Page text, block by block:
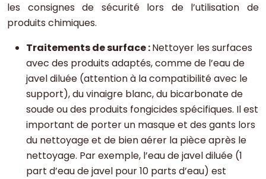
les consignes de sécurité lors de l’utilisation de
produits chimiques.
Traitements de surface :Nettoyer les surfaces
avec des produits adaptés, comme de l’eau de
javel diluée (attention à la compatibilité avec le
support), du vinaigre blanc, du bicarbonate de
soude ou des produits fongicides spécifiques. Il est
important de porter un masque et des gants lors
du nettoyage et de bien aérer la pièce après le
nettoyage. Par exemple, l’eau de javel diluée (1
part d’eau de javel pour 10 parts d’eau) est